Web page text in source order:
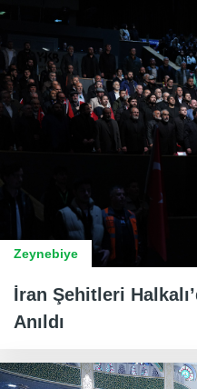
Zeynebiye
İran Şehitleri
Anıldı